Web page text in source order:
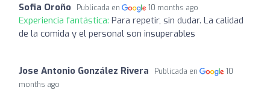
Sofia Oroño Publicada en 10 months ago
Experiencia fantástica: Para repetir, sin dudar. La calidad
de la comida y el personal son insuperables
Jose Antonio González Rivera Publicada en
10
months ago